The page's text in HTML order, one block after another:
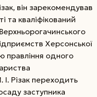
він зарекомендував
та кваліфікований
Херсонської
правління одного
Різак переходить
заступника